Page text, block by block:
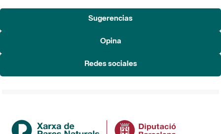
Sugerencias
Opina
Redes sociales